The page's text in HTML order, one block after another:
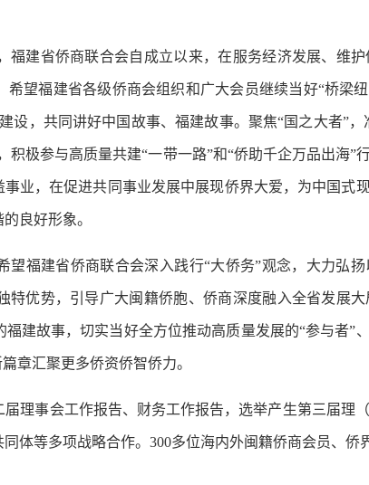
建省侨商联合会自成立以来，在服务经济发展、维护
望福建省各级侨商会组织和广大会员继续当好“桥梁
设，共同讲好中国故事、福建故事。聚焦“国之大者”
积极参与高质量共建“一带一路”和“侨助千企万品出海”
业，在促进共同事业发展中展现侨界大爱，为中国式
良好形象。
福建省侨商联合会深入践行“大侨务”观念，大力弘扬
特优势，引导广大闽籍侨胞、侨商深度融入全省发展
建故事，切实当好全方位推动高质量发展的“参与者”
章汇聚更多侨资侨智侨力。
事会工作报告、财务工作报告，选举产生第三届理
体等多项战略合作。300多位海内外闽籍侨商会员、侨